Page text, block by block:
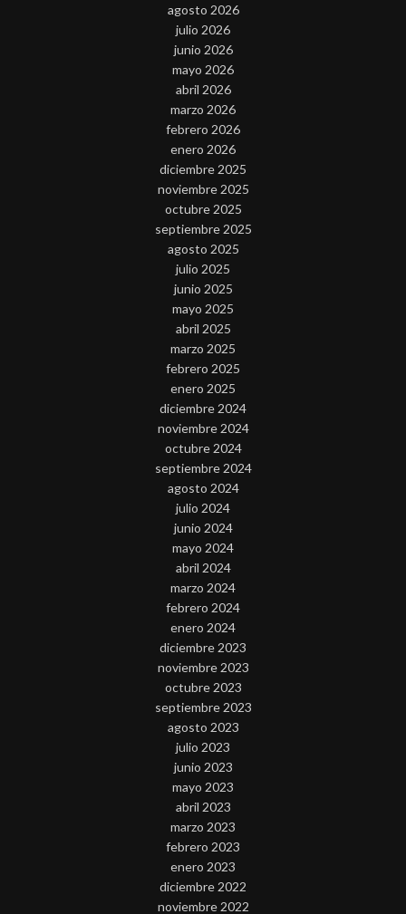
agosto 2026
julio 2026
junio 2026
mayo 2026
abril 2026
marzo 2026
febrero 2026
enero 2026
diciembre 2025
noviembre 2025
octubre 2025
septiembre 2025
agosto 2025
julio 2025
junio 2025
mayo 2025
abril 2025
marzo 2025
febrero 2025
enero 2025
diciembre 2024
noviembre 2024
octubre 2024
septiembre 2024
agosto 2024
julio 2024
junio 2024
mayo 2024
abril 2024
marzo 2024
febrero 2024
enero 2024
diciembre 2023
noviembre 2023
octubre 2023
septiembre 2023
agosto 2023
julio 2023
junio 2023
mayo 2023
abril 2023
marzo 2023
febrero 2023
enero 2023
diciembre 2022
noviembre 2022